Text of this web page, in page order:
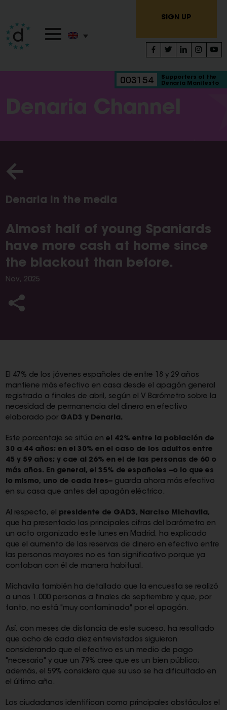
SIGN UP
003154
Supporters of the
Denaria Manifesto
Denaria Channel
Denaria in the media
Almost half of young Spaniards
have more cash at home since
the blackout than before.
Nov, 2025
El 47% de los jóvenes españoles de entre 18 y 29 años
mantiene más efectivo en casa desde el apagón general
registrado a finales de abril, según el V Barómetro sobre la
necesidad de permanencia del dinero en efectivo
elaborado por GAD3 y Denaria.
Este porcentaje se sitúa en el 42% entre la población de
30 a 44 años; en el 30% en el caso de los adultos entre
45 y 59 años; y cae al 26% en el de las personas de 60 o
más años. En general, el 35% de españoles --o lo que es
lo mismo, uno de cada tres--guarda ahora más efectivo
en su casa que antes del apagón eléctrico.
Al respecto, el presidente de GAD3, Narciso Michavila,
que ha presentado las principales cifras del barómetro en
un acto organizado este lunes en Madrid, ha explicado
que el aumento de las reservas de dinero en efectivo entre
las personas mayores no es tan significativo porque ya
contaban con él de manera habitual.
Michavila también ha detallado que la encuesta se realizó
a unas 1.000 personas a finales de septiembre y que, por
tanto, no está "muy contaminada" por el apagón.
Así, con meses de distancia de este suceso, ha resaltado
que ocho de cada diez entrevistados siguieron
considerando que el efectivo es un medio de pago
"necesario" y que un 79% cree que es un bien público;
además, el 59% considera que su uso se ha dificultado en
el último año.
Los ciudadanos identifican como principales obstáculos el